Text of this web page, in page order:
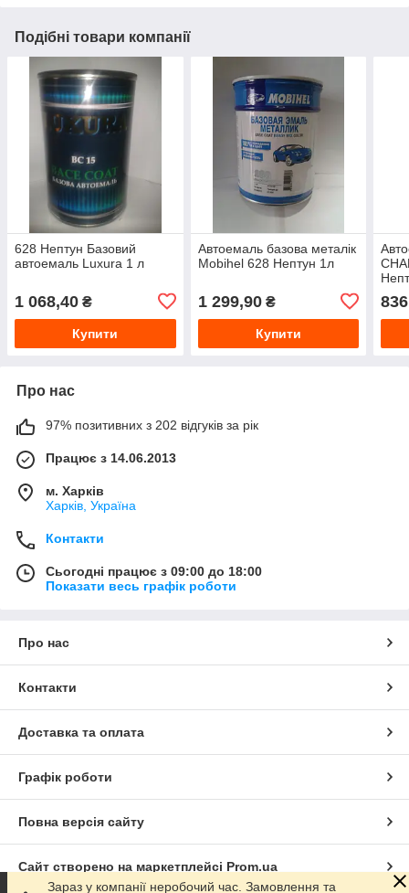
Подібні товари компанії
628 Нептун Базовий
автоемаль Luxura 1 л
1 068,40 ₴
Купити
Автоемаль базова металік
Mobihel 628 Нептун 1л
1 299,90₴
Купити
Про нас
97% позитивних з 202 відгуків за рік
Працює з 14.06.2013
м. Харків
Харків, Україна
Контакти
Сьогодні працює з 09:00 до 18:00
Показати весь графік роботи
Про нас
Контакти
Доставка та оплата
Графік роботи
Повна версія сайту
Сайт створено на маркетплейсі Prom.ua
Зараз у компанії неробочий час. Замовлення та